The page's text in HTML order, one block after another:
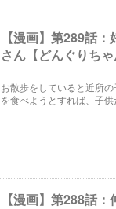
【漫画】第289話
さん【どんぐりちゃ
お散歩をしていると近所
を食べようとすれば、子
【漫画】第288話